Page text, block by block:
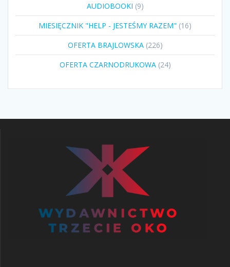
AUDIOBOOKI 99
produktów
MIESIĘCZNIK "HELP - JESTEŚMY RAZEM" 1616
produktów
OFERTA BRAJLOWSKA 226226
produktów
OFERTA CZARNODRUKOWA 2424